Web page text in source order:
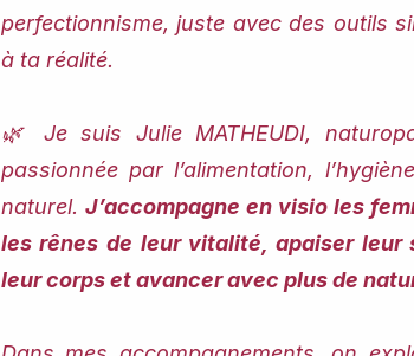
perfectionnisme, juste avec des outils
à ta réalité.
🌿 Je suis Julie MATHEUDI,
passionnée par l’alimentation,
naturel. J’accompagne en visio les
les rênes de leur vitalité, apaiser leur
leur corps et avancer avec plus de